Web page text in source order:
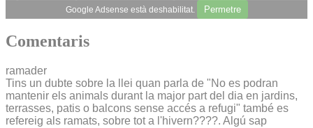
Google Adsense està deshabilitat. Permetre
Comentaris
ramader
Tins un dubte sobre la llei quan parla de "No es podran
mantenir els animals durant la major part del dia en jardins,
terrasses, patis o balcons sense accés a refugi" també es
refereig als ramats, sobre tot a l'hivern????. Algú sap